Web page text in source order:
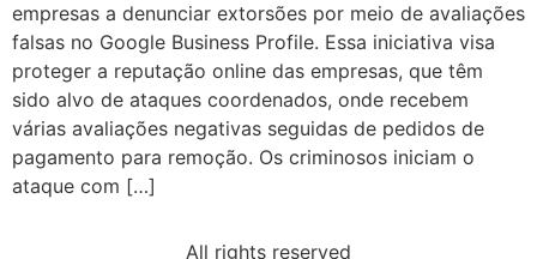
empresas a denunciar extorsões por meio de avaliações
falsas no Google Business Profile. Essa iniciativa visa
proteger a reputação online das empresas, que têm
sido alvo de ataques coordenados, onde recebem
várias avaliações negativas seguidas de pedidos de
pagamento para remoção. Os criminosos iniciam o
ataque com […]
All rights reserved